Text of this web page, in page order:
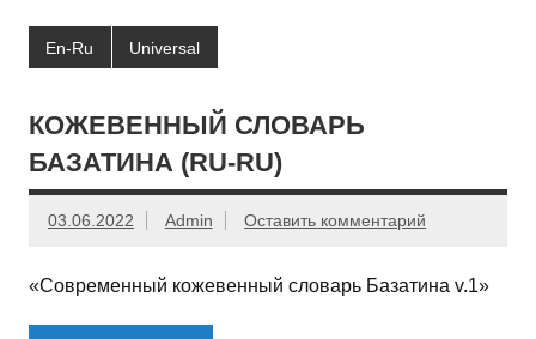
En-Ru Universal
КОЖЕВЕННЫЙ СЛОВАРЬ
БАЗАТИНА (RU-RU)
03.06.2022 Admin Оставить комментарий
«Современный кожевенный словарь Базатина v.1»